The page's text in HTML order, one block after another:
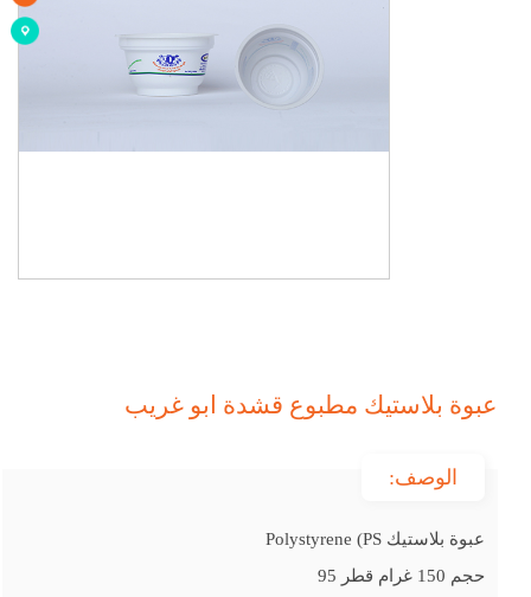
عبوة بلاستيك مطبوع قشدة ابو غريب
الوصف:
عبوة بلاستيك Polystyrene (PS
حجم 150 غرام قطر 95